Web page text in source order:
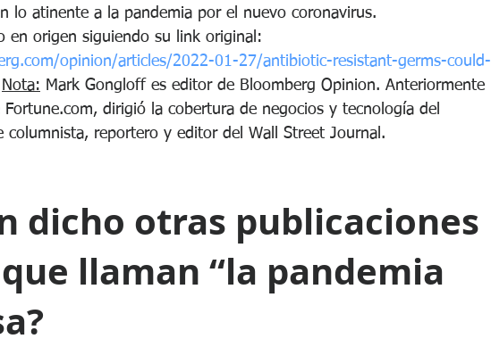
lo atinente a la pandemia por el nuevo coronavirus.
en origen siguiendo su link original:
opinion/articles/2022-01-27/antibiotic-resistant-germs-could-
Nota: Mark Gongloff es editor de Bloomberg Opinion. Anteriormente
dirigió la cobertura de negocios y tecnología del
columnista, reportero y editor del Wall Street Journal.
dicho otras publicaciones
llaman “la pandemia